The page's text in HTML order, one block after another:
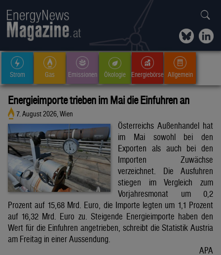
Strom Gas Emissionen Ökologie Energiebörse Allgemein
Energieimporte trieben im Mai die Einfuhren an
7. August 2026, Wien
Österreichs Außenhandel hat
im Mai sowohl bei den
Exporten als auch bei den
Importen Zuwächse
verzeichnet. Die Ausfuhren
stiegen im Vergleich zum
Vorjahresmonat um 0,2
Prozent auf 15,68 Mrd. Euro, die Importe legten um 1,1 Prozent
auf 16,32 Mrd. Euro zu. Steigende Energieimporte haben den
Wert für die Einfuhren angetrieben, schreibt die Statistik Austria
am Freitag in einer Aussendung.
APA